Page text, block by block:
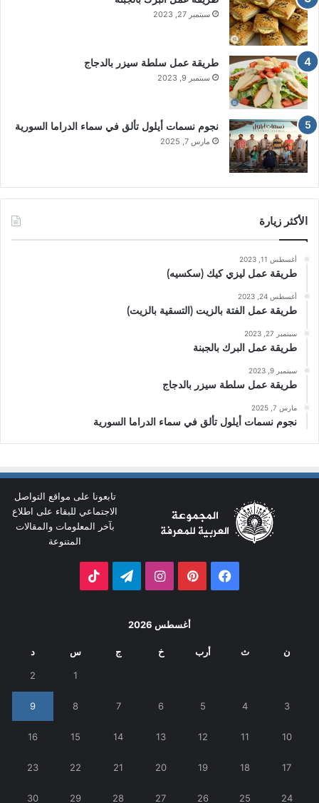
سبتمبر 27, 2023
طريقة عمل سلطة سيزر بالدجاج
سبتمبر 9, 2023
نجوم نسمات أيلول تألق في سماء الدراما السورية
مارس 7, 2025
الأكثر زيارة
أغسطس 11, 2023
طريقة عمل ليزي كيك (سكسيه)
أغسطس 24, 2023
طريقة عمل الفتة بالزيت (التسقية بالزيت)
سبتمبر 27, 2023
طريقة عمل البرك بالجبنة
سبتمبر 9, 2023
طريقة عمل سلطة سيزر بالدجاج
مارس 7, 2025
نجوم نسمات أيلول تألق في سماء الدراما السورية
تابعونا على مواقع التواصل
الاجتماعي للبقاء على اطلاع
بآخر المعلومات والمقالات
المتنوعة
فيسبوك بينتيريستانستقرامتيلقرام
أغسطس 2026
ن ث أرب خ ج س د
1
2
3
4
5
6
7
8
9
10
11
12
13
14
15
16
17
18
19
20
21
22
23
24
25
26
27
28
29
30